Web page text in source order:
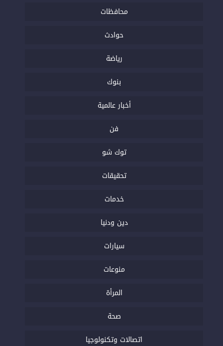
محافظات
حوادث
رياضة
بنوك
أخبار عالمية
فن
توك شو
تحقيقات
خدمات
دين ودنيا
سيارات
منوعات
المرأة
صحة
اتصالات وتكنولوجيا